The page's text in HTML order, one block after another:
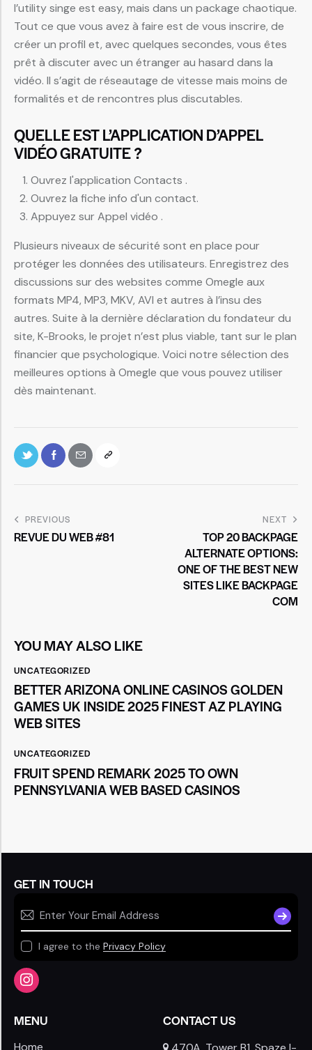
l’utility singe est easy, mais dans un package chaotique.
Tout ce que vous avez à faire est de vous inscrire, de
créer un profil et, avec quelques secondes, vous êtes
prêt à discuter avec un étranger au hasard dans la
vidéo. Il s’agit de réseautage de vitesse mais moins de
formalités et de rencontres plus discutables.
QUELLE EST L’APPLICATION D’APPEL
VIDÉO GRATUITE ?
Ouvrez l'application Contacts .
Ouvrez la fiche info d'un contact.
Appuyez sur Appel vidéo .
Plusieurs niveaux de sécurité sont en place pour
protéger les données des utilisateurs. Enregistrez des
discussions sur des websites comme Omegle aux
formats MP4, MP3, MKV, AVI et autres à l’insu des
autres. Suite à la dernière déclaration du fondateur du
site, K-Brooks, le projet n’est plus viable, tant sur le plan
financier que psychologique. Voici notre sélection des
meilleures options à Omegle que vous pouvez utiliser
dès maintenant.
PREVIOUS
REVUE DU WEB #81
NEXT
TOP 20 BACKPAGE
ALTERNATE OPTIONS:
ONE OF THE BEST NEW
SITES LIKE BACKPAGE
COM
YOU MAY ALSO LIKE
UNCATEGORIZED
BETTER ARIZONA ONLINE CASINOS GOLDEN
GAMES UK INSIDE 2025 FINEST AZ PLAYING
WEB SITES
UNCATEGORIZED
FRUIT SPEND REMARK 2025 TO OWN
PENNSYLVANIA WEB BASED CASINOS
GET IN TOUCH
I agree to the Privacy Policy
MENU
Home
CONTACT US